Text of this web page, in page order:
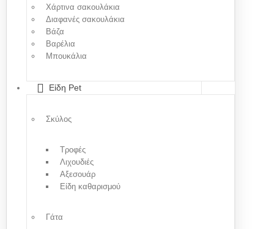
Χάρτινα σακουλάκια
Διαφανές σακουλάκια
Βάζα
Βαρέλια
Μπουκάλια
Είδη Pet
Σκύλος
Τροφές
Λιχουδιές
Αξεσουάρ
Είδη καθαρισμού
Γάτα